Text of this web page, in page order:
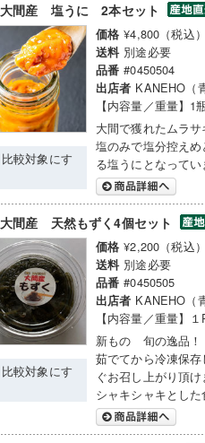
大間産 塩うに 2本セット
比較対象にす
価格 ¥4,800（税込）
送料 別途必要
品番 #0450504
出店者 KANEHO（
【内容量／重量】
大間で獲れたムラ
塩のみで塩分控え
る塩うにとなってい
大間産 天然もずく4個セット
比較対象にす
価格 ¥2,200（税込）
送料 別途必要
品番 #0450505
出店者 KANEHO（
【内容量／重量】
新もの 旬の逸品！
茹でてから冷凍保
ぐお召し上がり頂け
シャキシャキとした